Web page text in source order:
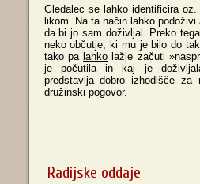
Gledalec se lahko identificira
likom. Na ta način lahko
da bi jo sam doživljal. Preko
neko občutje, ki mu je bilo do
tako pa lahko lažje začuti
je počutila in kaj je
predstavlja dobro izhodišče za
družinski pogovor.
Radijske oddaje